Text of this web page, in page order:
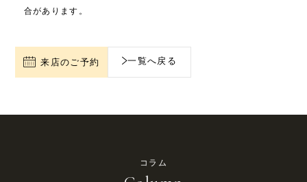
合があります。
来店のご予約 一覧へ戻る
コラム